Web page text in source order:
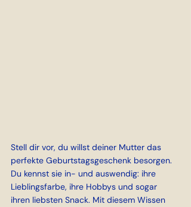
Stell dir vor, du willst deiner Mutter das
perfekte Geburtstagsgeschenk besorgen.
Du kennst sie in- und auswendig: ihre
Lieblingsfarbe, ihre Hobbys und sogar
ihren liebsten Snack. Mit diesem Wissen